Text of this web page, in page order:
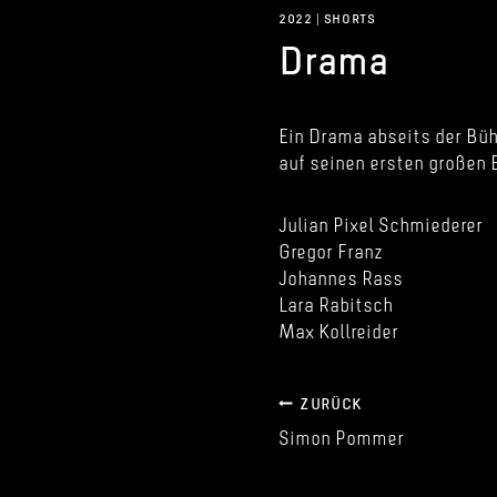
2022 | SHORTS
Drama
Ein Drama abseits der
auf seinen ersten großen
Julian Pixel Schmiederer
Gregor Franz
Johannes Rass
Lara Rabitsch
Max Kollreider
ZURÜCK
Simon Pommer